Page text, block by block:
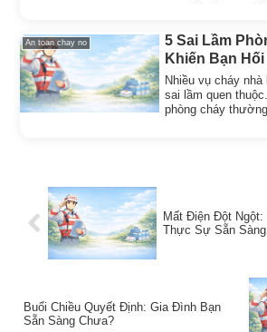
An toan chay no
5 Sai Lầm
Khiến Bạn Hối
Nhiều vụ cháy
sai lầm quen
phòng cháy
Mất Điện Đột
Thực Sự Sẵn
Buổi Chiều Quyết Định: Gia Đình Bạn
Sẵn Sàng Chưa?